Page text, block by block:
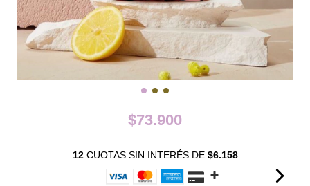
$73.900
12CUOTAS SIN INTERÉS DE $6.158